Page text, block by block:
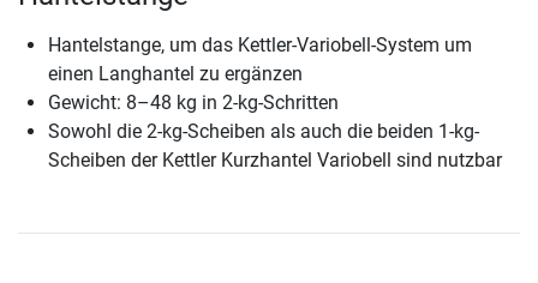
Hantelstange, um das Kettler-Variobell-System um
einen Langhantel zu ergänzen
Gewicht: 8–48 kg in 2-kg-Schritten
Sowohl die 2-kg-Scheiben als auch die beiden 1-kg-
Scheiben der Kettler Kurzhantel Variobell sind nutzbar